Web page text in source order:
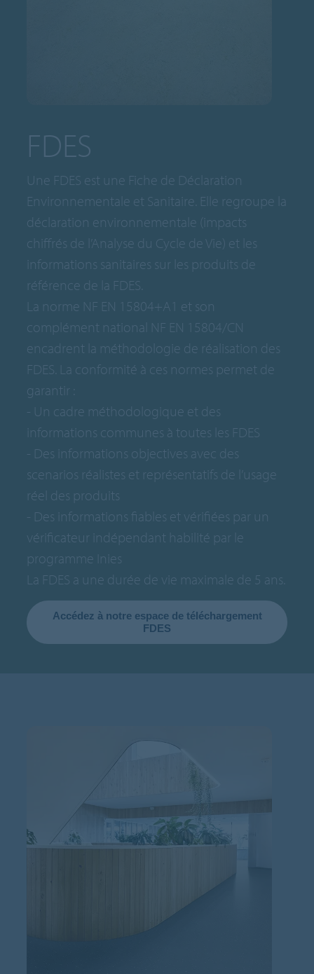
FDES
Une FDES est une Fiche de Déclaration
Environnementale et Sanitaire. Elle regroupe la
déclaration environnementale (impacts
chiffrés de l’Analyse du Cycle de Vie) et les
informations sanitaires sur les produits de
référence de la FDES.
La norme NF EN 15804+A1 et son
complément national NF EN 15804/CN
encadrent la méthodologie de réalisation des
FDES. La conformité à ces normes permet de
garantir :
- Un cadre méthodologique et des
informations communes à toutes les FDES
- Des informations objectives avec des
scenarios réalistes et représentatifs de l’usage
réel des produits
- Des informations fiables et vérifiées par un
vérificateur indépendant habilité par le
programme Inies
La FDES a une durée de vie maximale de 5 ans.
Accédez à notre espace de téléchargement
FDES